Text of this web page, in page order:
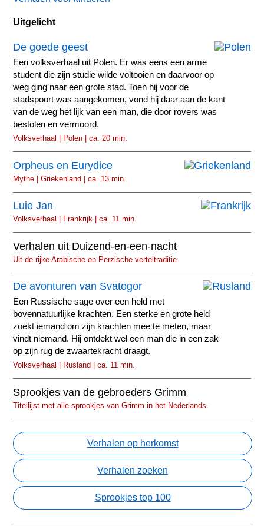
Uitgelicht
De goede geest
Een volksverhaal uit Polen. Er was eens een arme
student die zijn studie wilde voltooien en daarvoor op
weg ging naar een grote stad. Toen hij voor de
stadspoort was aangekomen, vond hij daar aan de kant
van de weg het lijk van een man, die door rovers was
bestolen en vermoord.
Volksverhaal | Polen | ca. 20 min.
Orpheus en Eurydice
Mythe | Griekenland | ca. 13 min.
Luie Jan
Volksverhaal | Frankrijk | ca. 11 min.
Verhalen uit Duizend-en-een-nacht
Uit de rijke Arabische en Perzische verteltraditie.
De avonturen van Svatogor
Een Russische sage over een held met
bovennatuurlijke krachten. Een sterke en grote held
zoekt iemand om zijn krachten mee te meten, maar
vindt niemand. Hij ontdekt wel een man die in een zak
op zijn rug de zwaartekracht draagt.
Volksverhaal | Rusland | ca. 11 min.
Sprookjes van de gebroeders Grimm
Titellijst met alle sprookjes van Grimm in het Nederlands.
Verhalen op herkomst
Verhalen zoeken
Sprookjes top 100